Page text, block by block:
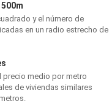
en un radio estrecho de
de viviendas similares